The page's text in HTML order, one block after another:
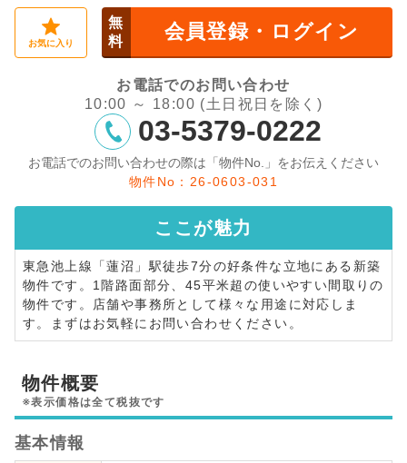
お気に入り
無
料
会員登録・ログイン
お電話でのお問い合わせ
10:00 ～ 18:00 (土日祝日を除く)
03-5379-0222
お電話でのお問い合わせの際は「物件No.」をお伝えください
物件No：26-0603-031
ここが魅力
東急池上線「蓮沼」駅徒歩7分の好条件な立地にある新築
物件です。1階路面部分、45平米超の使いやすい間取りの
物件です。店舗や事務所として様々な用途に対応しま
す。まずはお気軽にお問い合わせください。
物件概要
※表示価格は全て税抜です
基本情報